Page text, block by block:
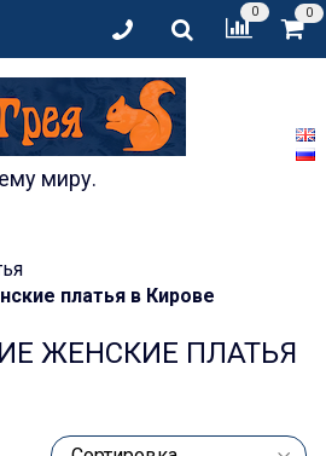
0 0
миру.
платья в Кирове
ЖЕНСКИЕ ПЛАТЬЯ